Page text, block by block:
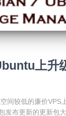
上升
间较低的廉价VPS
发布更新的更新包大